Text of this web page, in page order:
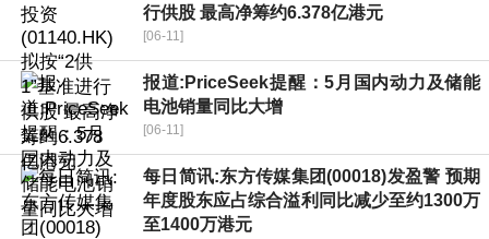
行供股 最高净筹约6.378亿港元
[06-11]
报道:PriceSeek提醒：5月国内动力及储能
电池销量同比大增
[06-11]
每日简讯:东方传媒集团(00018)发盈警 预期
年度股东应占综合溢利同比减少至约1300万
至1400万港元